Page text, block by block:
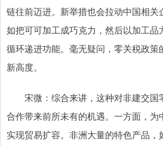
链往前迈进。新举措也会拉动中国相关
如把可可加工成巧克力，然后以加工
循环递进功能。毫无疑问，零关税政策
新高度。
宋微：综合来讲，这种对非建交国
合作带来前所未有的机遇。一方面，为
实现贸易扩容。非洲大量的特色产品